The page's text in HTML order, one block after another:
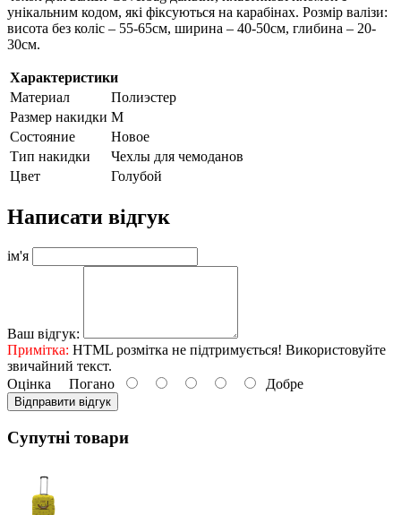
унікальним кодом, які фіксуються на карабінах. Розмір валізи:
висота без коліс – 55-65см, ширина – 40-50см, глибина – 20-
30см.
Характеристики
Материал
Полиэстер
Размер накидки М
Состояние
Новое
Тип накидки
Чехлы для чемоданов
Цвет
Голубой
Написати відгук
ім'я
Ваш відгук:
Примітка: HTML розмітка не підтримується! Використовуйте
звичайний текст.
Оцінка Погано Добре
Відправити відгук
Супутні товари